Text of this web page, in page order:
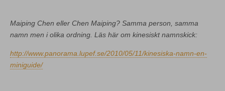
Maiping Chen eller Chen Maiping? Samma person, samma
namn men i olika ordning. Läs här om kinesiskt namnskick:
http://www.panorama.lupef.se/2010/05/11/kinesiska-namn-en-
miniguide/